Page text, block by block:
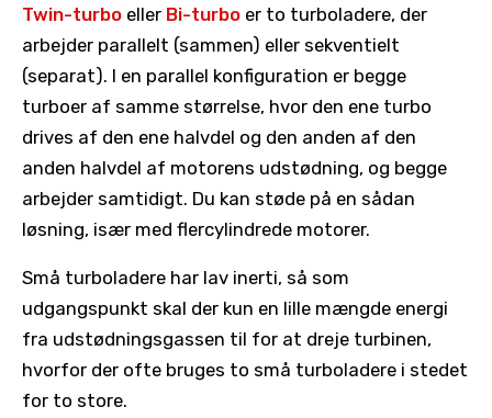
Twin-turbo eller Bi-turbo er to turboladere, der
arbejder parallelt (sammen) eller sekventielt
(separat). I en parallel konfiguration er begge
turboer af samme størrelse, hvor den ene turbo
drives af den ene halvdel og den anden af ​​den
anden halvdel af motorens udstødning, og begge
arbejder samtidigt. Du kan støde på en sådan
løsning, især med flercylindrede motorer.
Små turboladere har lav inerti, så som
udgangspunkt skal der kun en lille mængde energi
fra udstødningsgassen til for at dreje turbinen,
hvorfor der ofte bruges to små turboladere i stedet
for to store.